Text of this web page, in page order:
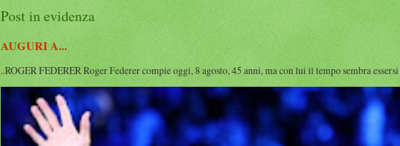
Post in evidenza
AUGURI A...
..ROGER FEDERER Roger Federer compie oggi, 8 agosto, 45 anni, ma con lui il tempo sembra